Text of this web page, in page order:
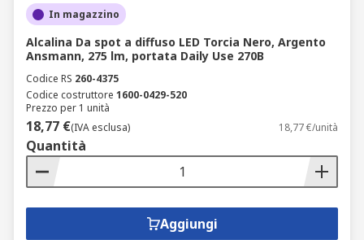
In magazzino
Alcalina Da spot a diffuso LED Torcia Nero, Argento
Ansmann, 275 lm, portata Daily Use 270B
Codice RS 260-4375
Codice costruttore 1600-0429-520
Prezzo per 1 unità
18,77 €(IVA esclusa) 18,77 €/unità
Quantità
Aggiungi